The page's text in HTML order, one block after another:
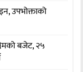
उपभोक्ताको
बजेट, २५